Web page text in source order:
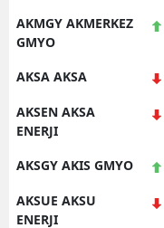
AKMGY AKMERKEZ
GMYO
AKSA AKSA
AKSEN AKSA
ENERJI
AKSGY AKIS GMYO
AKSUE AKSU
ENERJI